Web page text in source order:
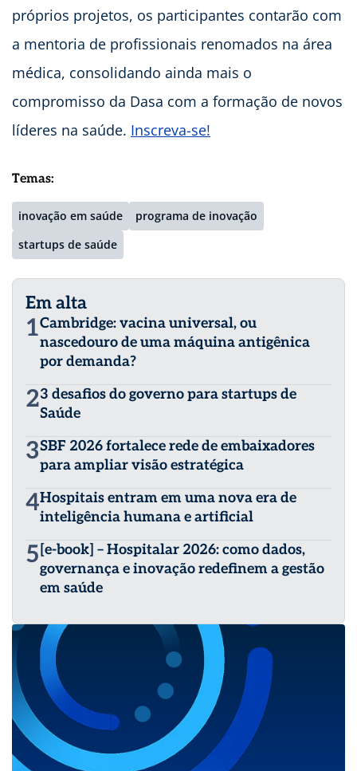
próprios projetos, os participantes contarão com
a mentoria de profissionais renomados na área
médica, consolidando ainda mais o
compromisso da Dasa com a formação de novos
líderes na saúde. Inscreva-se!
Temas:
inovação em saúde
programa de inovação
startups de saúde
Em alta
1Cambridge: vacina universal, ou
nascedouro de uma máquina antigênica
por demanda?
23 desafios do governo para startups de
Saúde
3SBF 2026 fortalece rede de embaixadores
para ampliar visão estratégica
4Hospitais entram em uma nova era de
inteligência humana e artificial
5 [e-book] – Hospitalar 2026: como dados,
governança e inovação redefinem a gestão
em saúde